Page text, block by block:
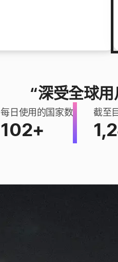
“深受全球
每日使用的国家数
102+
截至